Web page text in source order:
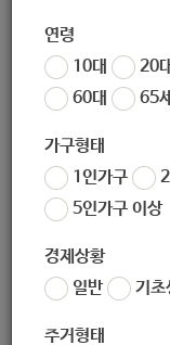
연령
10대
20대
60대
65
가구형태
1인가구
5인가구 이상
경제상황
일반
기초
주거형태
서울특별시
2020년 청년
가능성' 참여
서울시에서는 서울